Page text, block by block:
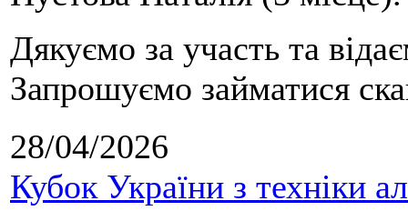
Дякуємо за участь та
Запрошуємо займатися
28/04/2026
Кубок України з техніки